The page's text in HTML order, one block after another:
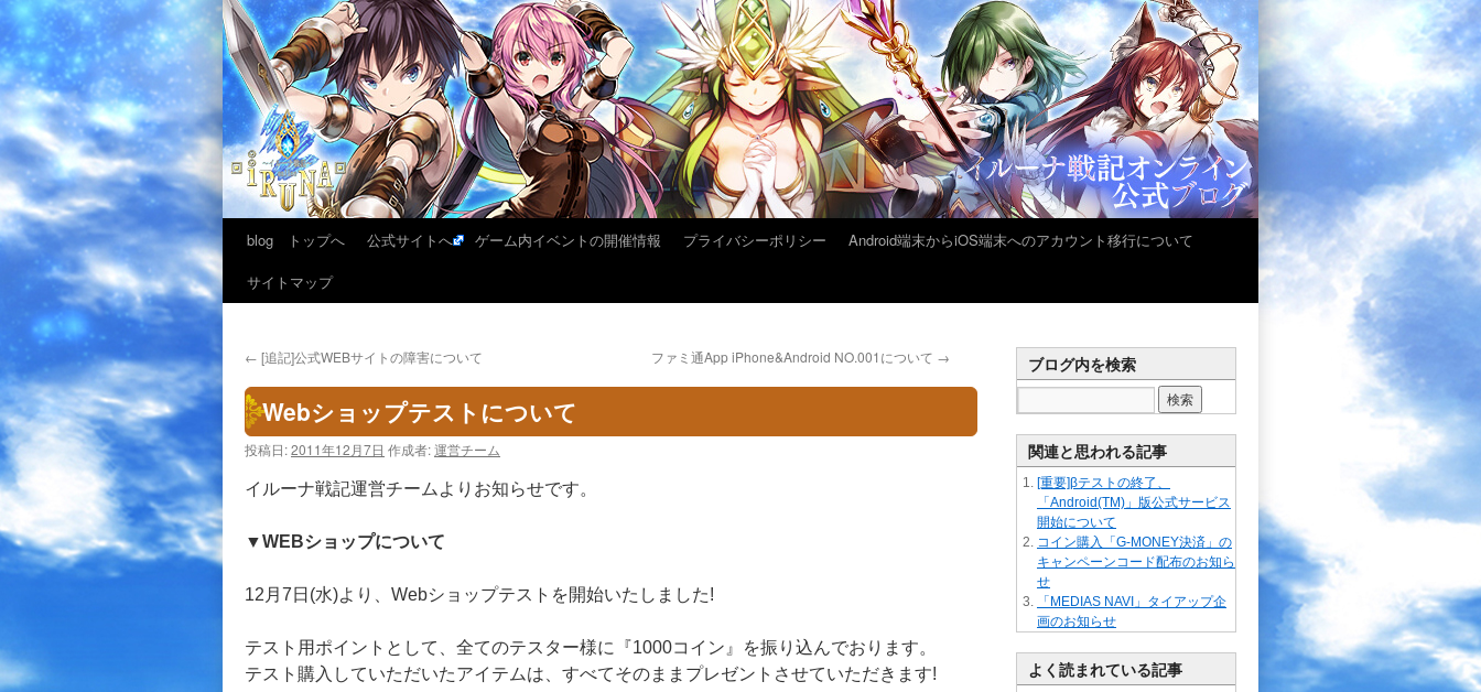
blog トップへ 公式サイトへ ゲーム内イベントの開催情報 プライバシーポリシー
Android端末からiOS端末へのアカウント移行について
サイトマップ
← [追記]公式WEBサイトの障害について ファミ通App iPhone&Android NO.001について →
Webショップテストについて
投稿日:2011年12月7日 作成者:運営チーム
イルーナ戦記運営チームよりお知らせです。
▼WEBショップについて
12月7日(水)より、Webショップテストを開始いたしました!
テスト用ポイントとして、全てのテスター様に『1000コイン』を振り込んでおります。
テスト購入していただいたアイテムは、すべてそのままプレゼントさせていただきます!
ブログ内を検索
関連と思われる記事
[重要]βテストの終了、
「Android(TM)」版公式サービス
開始について
コイン購入「G-MONEY決済」の
キャンペーンコード配布のお知ら
せ
「MEDIAS NAVI」タイアップ企
画のお知らせ
よく読まれている記事